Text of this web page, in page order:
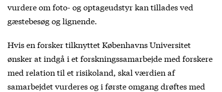
vurdere om foto- og optageudstyr kan tillades ved
gæstebesøg og lignende.
Hvis en forsker tilknyttet Københavns Universitet
ønsker at indgå i et forskningssamarbejde med forskere
med relation til et risikoland, skal værdien af
samarbejdet vurderes og i første omgang drøftes med